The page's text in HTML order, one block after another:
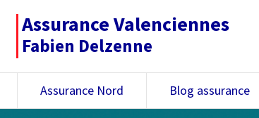
Assurance Valenciennes
Fabien Delzenne
Assurance Nord Blog assurance